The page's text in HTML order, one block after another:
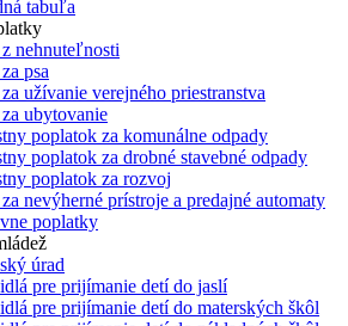
tabuľa
nehnuteľnosti
psa
užívanie verejného priestranstva
ubytovanie
poplatok za komunálne odpady
poplatok za drobné stavebné odpady
poplatok za rozvoj
nevýherné prístroje a predajné automaty
poplatky
úrad
pre prijímanie detí do jaslí
pre prijímanie detí do materských škôl